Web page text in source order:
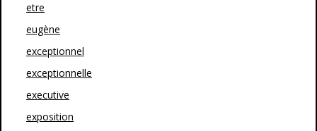
etre
eugène
exceptionnel
exceptionnelle
executive
exposition